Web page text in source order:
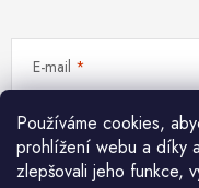
Používáme cookies,
prohlížení webu a díky
zlepšovali jeho funkce,
World Cleanup
Akční ceny
Půjčovna Kontaktuje nás
Vrácení a reklamace
E-mail
Vložením e-mailu souhlasíte s